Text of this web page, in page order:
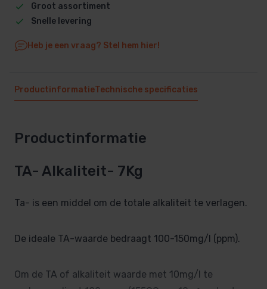
Groot assortiment
Snelle levering
Heb je een vraag? Stel hem hier!
ProductinformatieTechnische specificaties
Productinformatie
TA- Alkaliteit- 7Kg
Ta- is een middel om de totale alkaliteit te verlagen.
De ideale TA-waarde bedraagt 100-150mg/l (ppm).
Om de TA of alkaliteit waarde met 10mg/l te